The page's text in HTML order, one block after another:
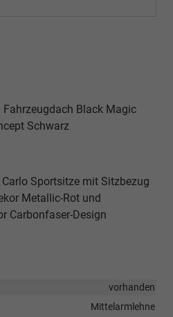
Black Magic
Schwarz
Sportsitze mit Sitzbezug
Metallic-Rot und
Carbonfaser-Design
vorhanden
Mittelarmlehne